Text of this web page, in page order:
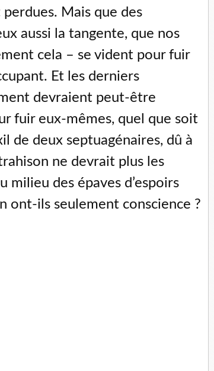
Mais que des
aussi la tangente, que nos
cela – se vident pour fuir
Et les derniers
devraient peut-être
fuir eux-mêmes, quel que soit
de deux septuagénaires, dû à
ne devrait plus les
milieu des épaves d’espoirs
ont-ils seulement conscience ?